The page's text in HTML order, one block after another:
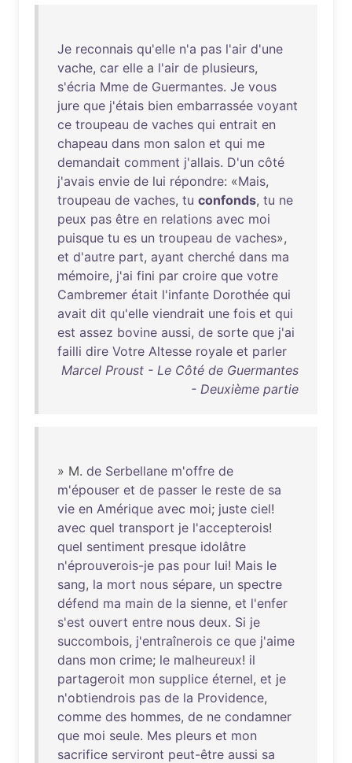
Je reconnais qu'elle n'a pas l'air d'une
vache, car elle a l'air de plusieurs,
s'écria Mme de Guermantes. Je vous
jure que j'étais bien embarrassée voyant
ce troupeau de vaches qui entrait en
chapeau dans mon salon et qui me
demandait comment j'allais. D'un côté
j'avais envie de lui répondre: «Mais,
troupeau de vaches, tu confonds, tu ne
peux pas être en relations avec moi
puisque tu es un troupeau de vaches»,
et d'autre part, ayant cherché dans ma
mémoire, j'ai fini par croire que votre
Cambremer était l'infante Dorothée qui
avait dit qu'elle viendrait une fois et qui
est assez bovine aussi, de sorte que j'ai
failli dire Votre Altesse royale et parler
Marcel Proust - Le Côté de Guermantes
- Deuxième partie
» M. de Serbellane m'offre de
m'épouser et de passer le reste de sa
vie en Amérique avec moi; juste ciel!
avec quel transport je l'accepterois!
quel sentiment presque idolâtre
n'éprouverois-je pas pour lui! Mais le
sang, la mort nous sépare, un spectre
défend ma main de la sienne, et l'enfer
s'est ouvert entre nous deux. Si je
succombois, j'entraînerois ce que j'aime
dans mon crime; le malheureux! il
partageroit mon supplice éternel, et je
n'obtiendrois pas de la Providence,
comme des hommes, de ne condamner
que moi seule. Mes pleurs et mon
sacrifice serviront peut-être aussi sa